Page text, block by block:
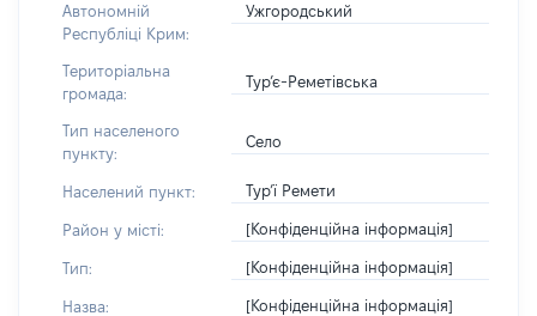
Автономній
Республіці Крим:
Ужгородський
Територіальна
громада:
Тур’є-Реметівська
Тип населеного
пункту:
Село
Населений пункт: Тур’ї Ремети
Район у місті: [Конфіденційна інформація]
Тип: [Конфіденційна інформація]
Назва: [Конфіденційна інформація]